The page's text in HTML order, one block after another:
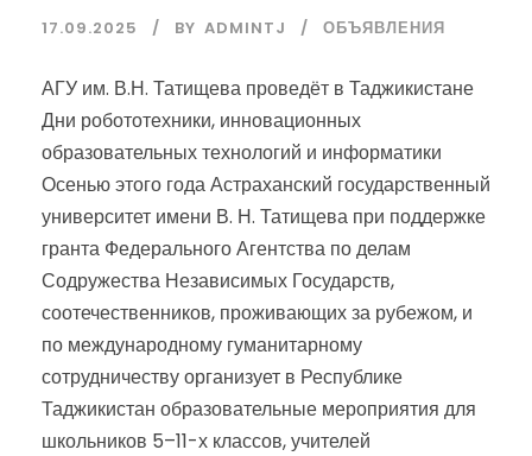
17.09.2025 BY ADMINTJ ОБЪЯВЛЕНИЯ
АГУ им. В.Н. Татищева проведёт в Таджикистане
Дни робототехники, инновационных
образовательных технологий и информатики
Осенью этого года Астраханский государственный
университет имени В. Н. Татищева при поддержке
гранта Федерального Агентства по делам
Содружества Независимых Государств,
соотечественников, проживающих за рубежом, и
по международному гуманитарному
сотрудничеству организует в Республике
Таджикистан образовательные мероприятия для
школьников 5–11-х классов, учителей